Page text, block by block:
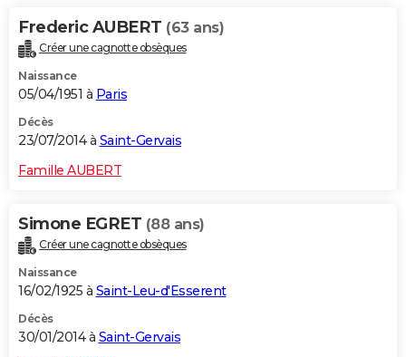
Frederic AUBERT (63 ans)
Créer une cagnotte obsèques
Naissance
05/04/1951 à Paris
Décès
23/07/2014 à Saint-Gervais
Famille AUBERT
Simone EGRET (88 ans)
Créer une cagnotte obsèques
Naissance
16/02/1925 à Saint-Leu-d'Esserent
Décès
30/01/2014 à Saint-Gervais